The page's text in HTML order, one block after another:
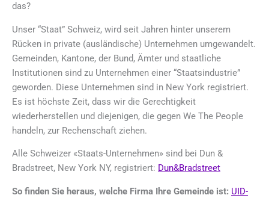
das?
Unser “Staat” Schweiz, wird seit Jahren hinter unserem
Rücken in private (ausländische) Unternehmen umgewandelt.
Gemeinden, Kantone, der Bund, Ämter und staatliche
Institutionen sind zu Unternehmen einer “Staatsindustrie”
geworden. Diese Unternehmen sind in New York registriert.
Es ist höchste Zeit, dass wir die Gerechtigkeit
wiederherstellen und diejenigen, die gegen We The People
handeln, zur Rechenschaft ziehen.
Alle Schweizer «Staats-Unternehmen» sind bei Dun &
Bradstreet, New York NY, registriert: Dun&Bradstreet
So finden Sie heraus, welche Firma Ihre Gemeinde ist: UID-